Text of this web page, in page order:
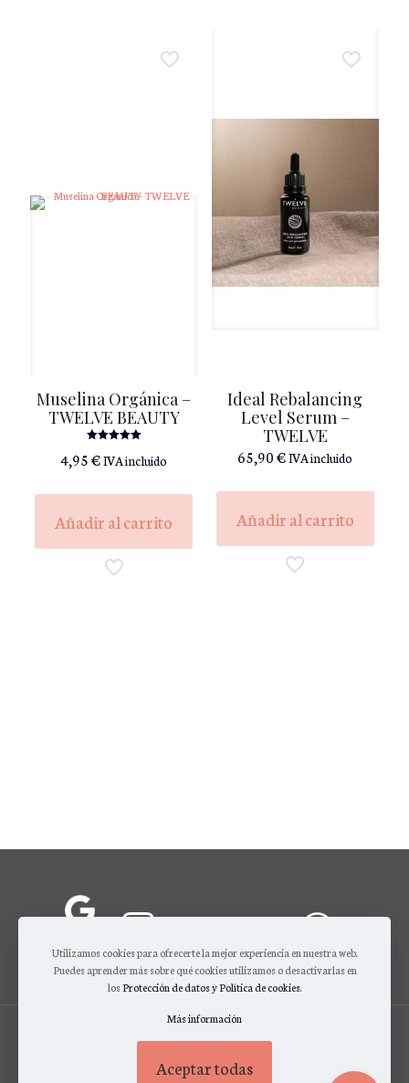
Muselina Orgánica –
TWELVE BEAUTY
con
4,95€IVA incluido
Añadir al carrito
Ideal Rebalancing
Level Serum –
TWELVE
65,90€IVA incluido
Añadir al carrito
© 2026 Codes Id Cosmetics. EU - Todos los derechos reservados |
SERVICIOS SKIN TRAINER CONTACTO
Utilizamos cookies para ofrecerte la mejor experiencia en nuestra web.
Puedes aprender más sobre qué cookies utilizamos o desactivarlas en
losProtección de datos y Política de cookies.
Más información
Aceptar todas